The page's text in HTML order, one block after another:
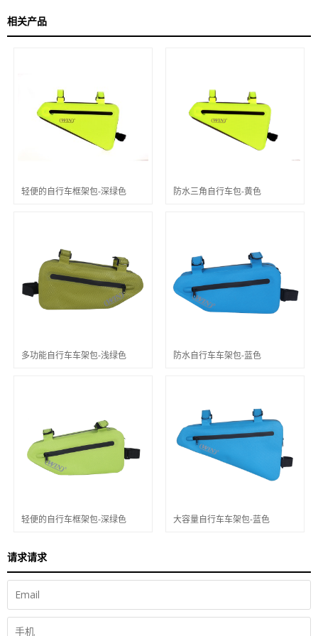
相关产品
轻便的自行车框架包-深绿色 防水三角自行车包-黄色
多功能自行车车架包-浅绿色 防水自行车车架包-蓝色
轻便的自行车框架包-深绿色 大容量自行车车架包-蓝色
请求请求